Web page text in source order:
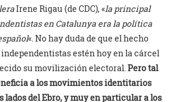
Irene Rigau (de CDC), «la principal
en Catalunya era la política
«. No hay duda de que el hecho
estén hoy en la cárcel
su movilización electoral. Pero tal
a los movimientos identitarios
lados del Ebro, y muy en particular a los